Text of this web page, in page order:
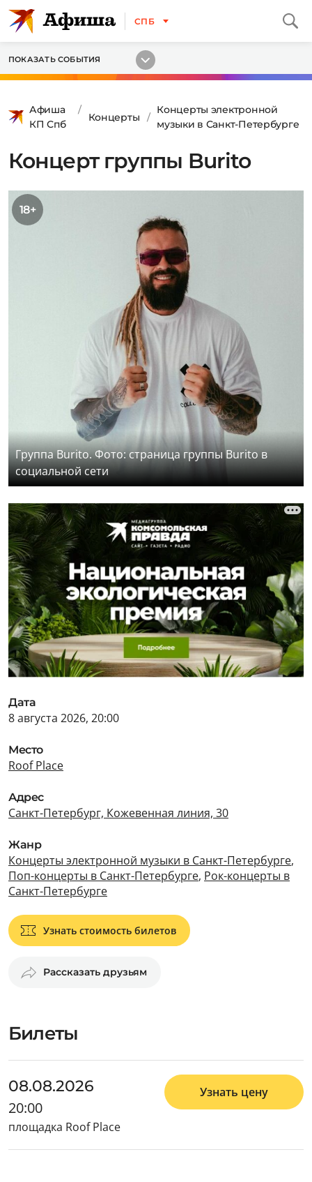
СПБ
ПОКАЗАТЬ СОБЫТИЯ
Афиша
КП Спб
Концерты
Концерты электронной
музыки в Санкт-Петербурге
Концерт группы Burito
18+
Группа Burito. Фото: страница группы Burito в
социальной сети
Дата
8 августа 2026, 20:00
Место
Roof Place
Адрес
Санкт-Петербург, Кожевенная линия, 30
Жанр
Концерты электронной музыки в Санкт-Петербурге,
Поп-концерты в Санкт-Петербурге, Рок-концерты в
Санкт-Петербурге
Узнать стоимость билетов
Рассказать друзьям
Билеты
08.08.2026
20:00
площадка Roof Place
Узнать цену